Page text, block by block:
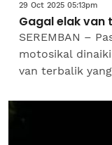
29 Oct 2025 05:13pm
Gagal elak van
SEREMBAN –
motosikal
van terbalik
Dickson...